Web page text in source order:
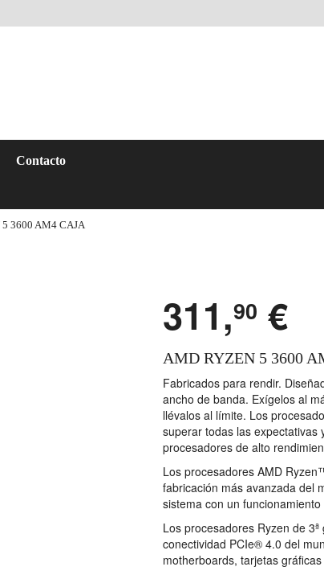
Contacto
3600 AM4 CAJA
311,90 €
AMD RYZEN 5 3600
Fabricados para rendir.
ancho de banda. Exígelos al
llévalos al límite. Los
superar todas las
procesadores de alto
Los procesadores AMD
fabricación más avanzada del
sistema con un
Los procesadores Ryzen de
conectividad PCIe® 4.0 del
motherboards, tarjetas